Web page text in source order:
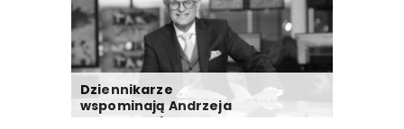
Dziennikarze
wspominają Andrzeja
Morozowskiego